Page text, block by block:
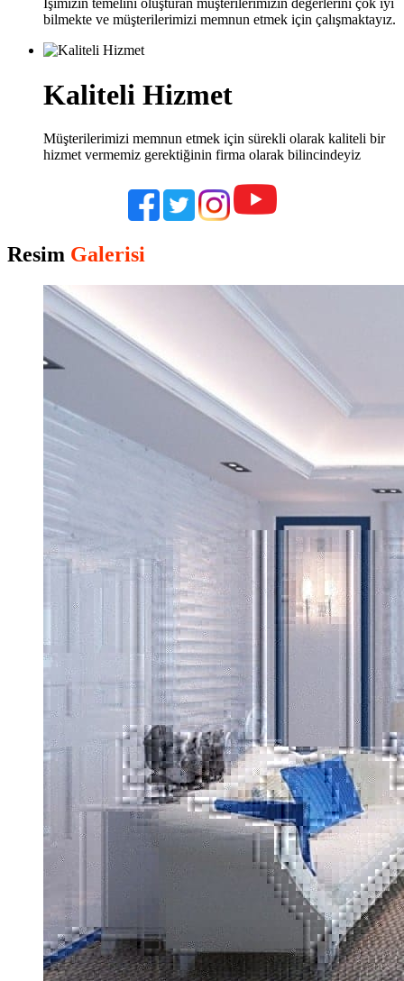
İşimizin temelini oluşturan müşterilerimizin değerlerini çok iyi
bilmekte ve müşterilerimizi memnun etmek için çalışmaktayız.
Kaliteli Hizmet
Müşterilerimizi memnun etmek için sürekli olarak kaliteli bir
hizmet vermemiz gerektiğinin firma olarak bilincindeyiz
Resim Galerisi